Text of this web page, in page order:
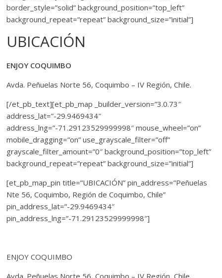
border_style=”solid” background_position=”top_left”
background_repeat=”repeat” background_size=”initial”]
UBICACIÓN
ENJOY COQUIMBO
Avda. Peñuelas Norte 56, Coquimbo – IV Región, Chile.
[/et_pb_text][et_pb_map _builder_version=”3.0.73″
address_lat=”-29.9469434″
address_lng=”-71.29123529999998″ mouse_wheel=”on”
mobile_dragging=”on” use_grayscale_filter=”off”
grayscale_filter_amount=”0″ background_position=”top_left”
background_repeat=”repeat” background_size=”initial”]
[et_pb_map_pin title=”UBICACIÓN” pin_address=”Peñuelas
Nte 56, Coquimbo, Región de Coquimbo, Chile”
pin_address_lat=”-29.9469434″
pin_address_lng=”-71.29123529999998″]
ENJOY COQUIMBO
Avda. Peñuelas Norte 56, Coquimbo – IV Región, Chile.